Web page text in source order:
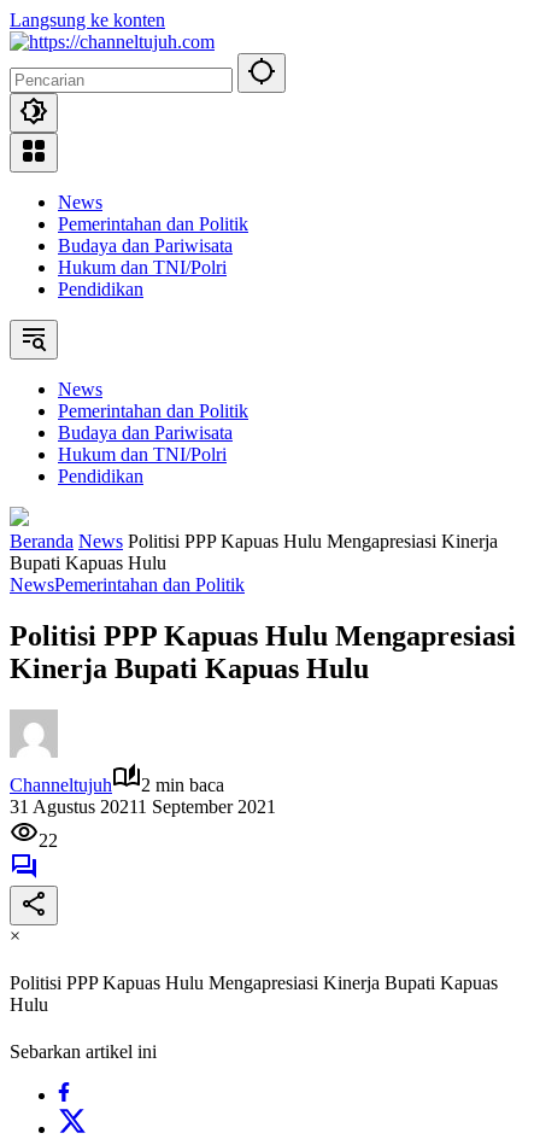
Langsung ke konten
News
Pemerintahan dan Politik
Budaya dan Pariwisata
Hukum dan TNI/Polri
Pendidikan
News
Pemerintahan dan Politik
Budaya dan Pariwisata
Hukum dan TNI/Polri
Pendidikan
Beranda News Politisi PPP Kapuas Hulu Mengapresiasi Kinerja
Bupati Kapuas Hulu
NewsPemerintahan dan Politik
Politisi PPP Kapuas Hulu Mengapresiasi
Kinerja Bupati Kapuas Hulu
Channeltujuh
2 min baca
31 Agustus 20211 September 2021
22
×
Politisi PPP Kapuas Hulu Mengapresiasi Kinerja Bupati Kapuas
Hulu
Sebarkan artikel ini